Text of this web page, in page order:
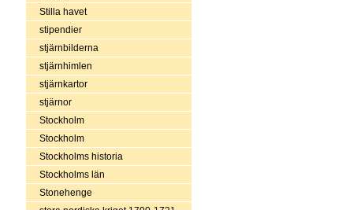
Stilla havet
stipendier
stjärnbilderna
stjärnhimlen
stjärnkartor
stjärnor
Stockholm
Stockholm
Stockholms historia
Stockholms län
Stonehenge